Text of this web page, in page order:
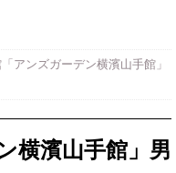
アンズガーデン横濱山手館」
横濱山手館」男